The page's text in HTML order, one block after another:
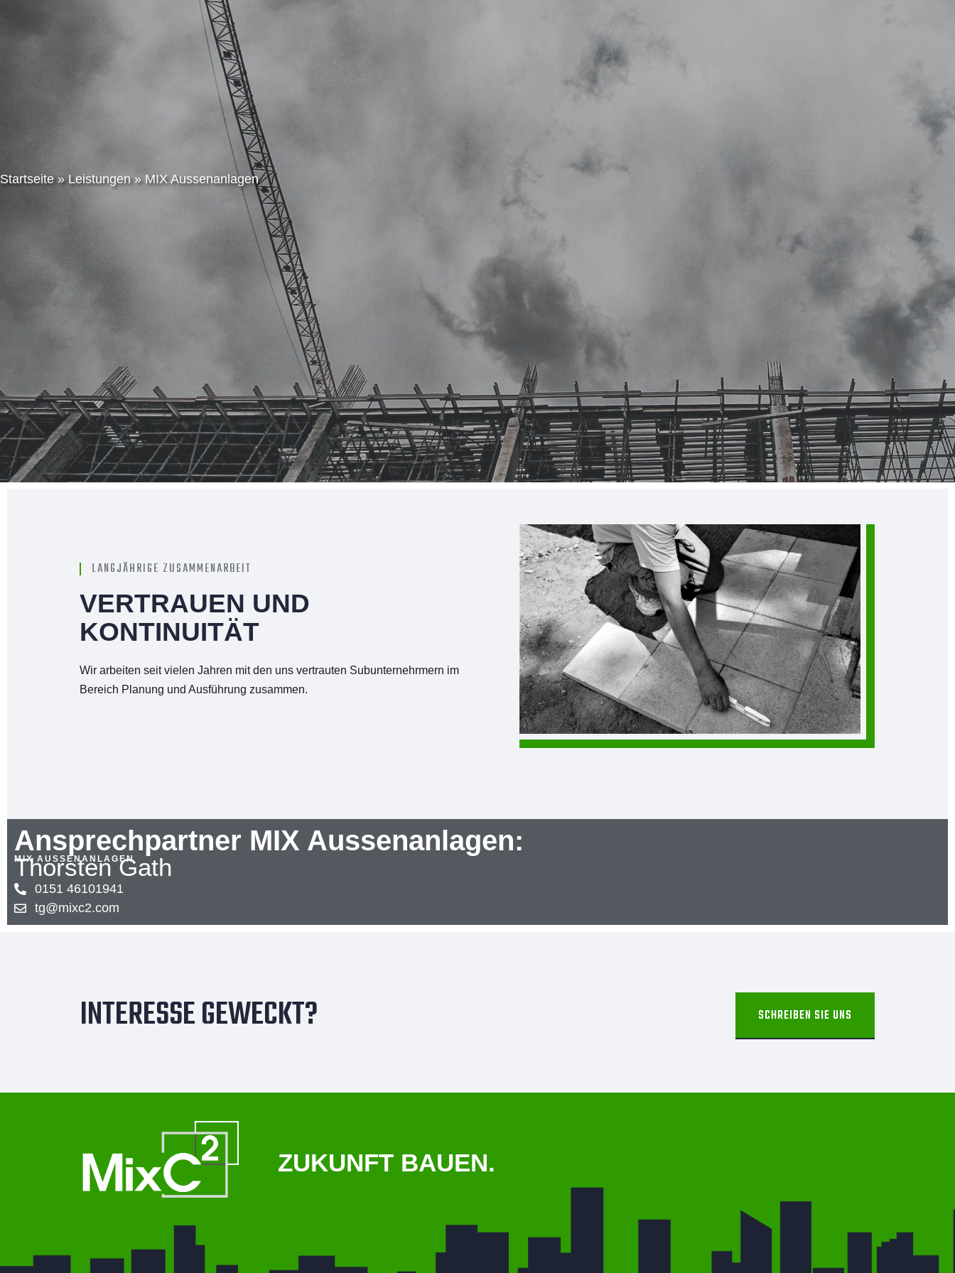
Startseite»Leistungen» MIX Aussenanlagen
LANGJÄHRIGE ZUSAMMENARBEIT
VERTRAUEN UND
KONTINUITÄT
Wir arbeiten seit vielen Jahren mit den uns vertrauten Subunternehrmern im
Bereich Planung und Ausführung zusammen.
Ansprechpartner MIX Aussenanlagen:
MIX AUSSENANLAGEN
Thorsten Gath
0151 46101941
tg@mixc2.com
INTERESSE GEWECKT? SCHREIBEN SIE UNS
ZUKUNFT BAUEN.